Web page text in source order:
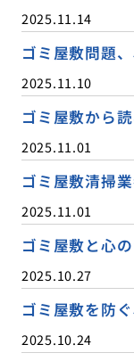
2025.11.14
ゴミ屋敷問題
2025.11.10
ゴミ屋敷から
2025.11.01
ゴミ屋敷清掃
2025.11.01
ゴミ屋敷と心
2025.10.27
ゴミ屋敷を防
2025.10.24